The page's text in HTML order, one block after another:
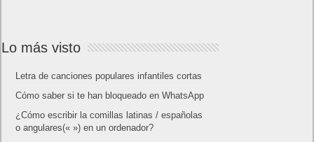
Lo más visto
Letra de canciones populares infantiles cortas
Cómo saber si te han bloqueado en WhatsApp
¿Cómo escribir la comillas latinas / españolas
o angulares(« ») en un ordenador?